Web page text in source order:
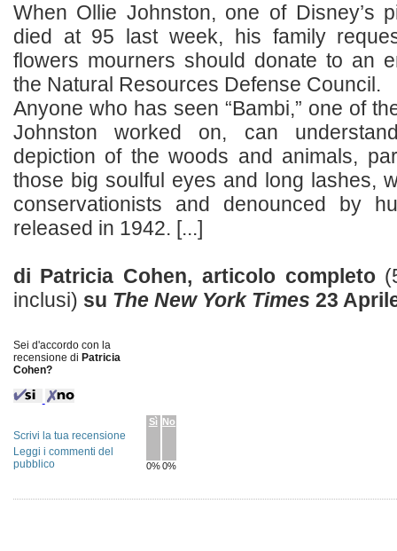
When Ollie Johnston, one of Disney’s
died at 95 last week, his family
flowers mourners should donate to an
the Natural Resources Defense Council.
Anyone who has seen “Bambi,” one of
Johnston worked on, can
depiction of the woods and animals,
those big soulful eyes and long lashes,
conservationists and denounced by
released in 1942. [...]
di Patricia Cohen, articolo completo
inclusi) su The New York Times 23
Sei d'accordo con la
recensione di Patricia
Cohen?
Sì
0%
No
0%
Scrivi la tua recensione
Leggi i commenti del
pubblico